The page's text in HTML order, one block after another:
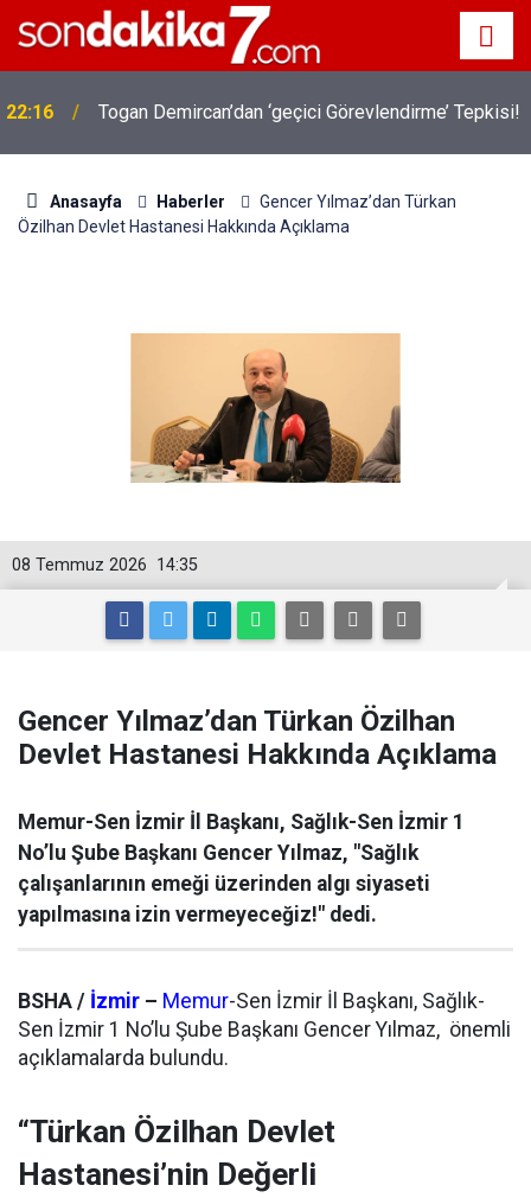
22:16 Togan Demircan’dan ‘geçici Görevlendirme’ Tepkisi!
Anasayfa Haberler
Gencer Yılmaz’dan Türkan
Özilhan Devlet Hastanesi Hakkında Açıklama
14:35
08 Temmuz 2026
Gencer Yılmaz’dan Türkan Özilhan
Devlet Hastanesi Hakkında Açıklama
Memur-Sen İzmir İl Başkanı, Sağlık-Sen İzmir 1
No’lu Şube Başkanı Gencer Yılmaz, "Sağlık
çalışanlarının emeği üzerinden algı siyaseti
yapılmasına izin vermeyeceğiz!" dedi.
BSHA / İzmir – Memur-Sen İzmir İl Başkanı, Sağlık-
Sen İzmir 1 No’lu Şube Başkanı Gencer Yılmaz, önemli
açıklamalarda bulundu.
“Türkan Özilhan Devlet
Hastanesi’nin Değerli